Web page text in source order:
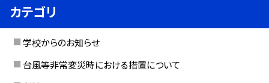
カテゴリ
学校からのお知らせ
台風等非常変災時における措置について